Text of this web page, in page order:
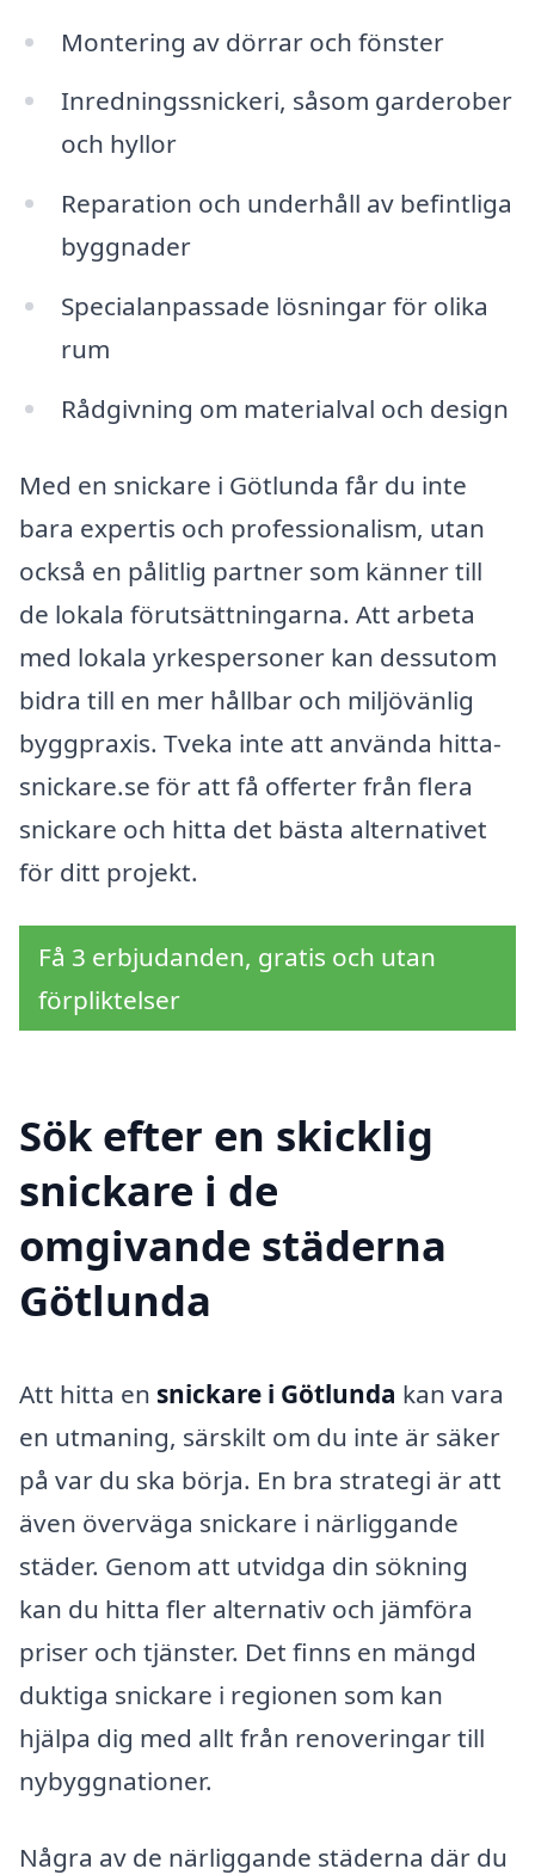
Montering av dörrar och fönster
Inredningssnickeri, såsom garderober
och hyllor
Reparation och underhåll av befintliga
byggnader
Specialanpassade lösningar för olika
rum
Rådgivning om materialval och design
Med en snickare i Götlunda får du inte
bara expertis och professionalism, utan
också en pålitlig partner som känner till
de lokala förutsättningarna. Att arbeta
med lokala yrkespersoner kan dessutom
bidra till en mer hållbar och miljövänlig
byggpraxis. Tveka inte att använda hitta-
snickare.se för att få offerter från flera
snickare och hitta det bästa alternativet
för ditt projekt.
Få 3 erbjudanden, gratis och utan
förpliktelser
Sök efter en skicklig
snickare i de
omgivande städerna
Götlunda
Att hitta en snickare i Götlunda kan vara
en utmaning, särskilt om du inte är säker
på var du ska börja. En bra strategi är att
även överväga snickare i närliggande
städer. Genom att utvidga din sökning
kan du hitta fler alternativ och jämföra
priser och tjänster. Det finns en mängd
duktiga snickare i regionen som kan
hjälpa dig med allt från renoveringar till
nybyggnationer.
Några av de närliggande städerna där du